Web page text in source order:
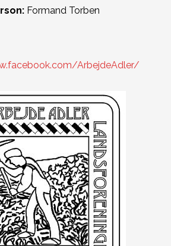
Formand Torben
ArbejdeAdler/